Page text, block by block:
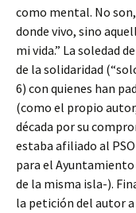
como mental. No
donde vivo, sino
mi vida.” La soledad
de la solidaridad
6) con quienes han
(como el propio
década por su
estaba afiliado al
para el Ayuntamiento
de la misma isla-).
la petición del autor